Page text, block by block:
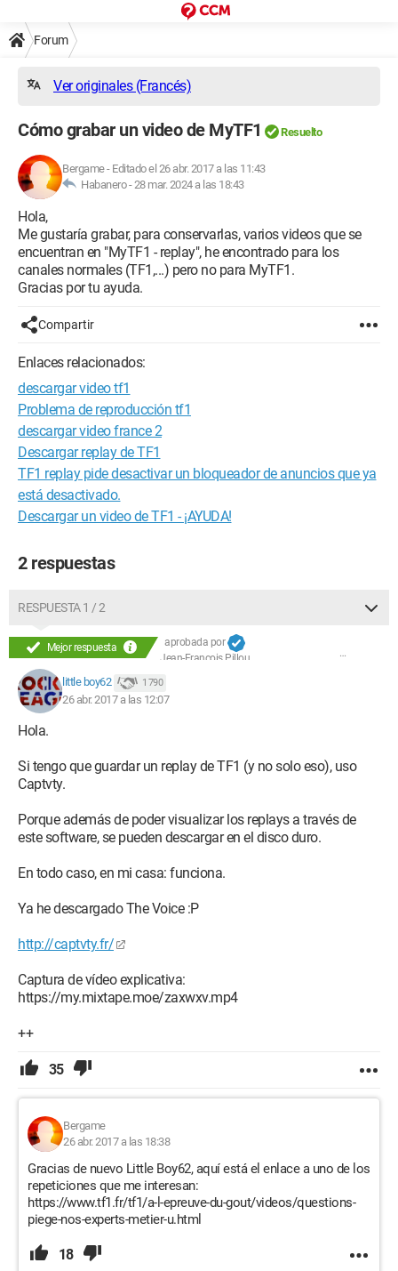
Forum
Ver originales (Francés)
Cómo grabar un video de MyTF1 Resuelto
Bergame- Editado el 26 abr. 2017 a las 11:43
Habanero -28 mar. 2024 a las 18:43
Hola,
Me gustaría grabar, para conservarlas, varios videos que se
encuentran en "MyTF1 - replay", he encontrado para los
canales normales (TF1,...) pero no para MyTF1.
Gracias por tu ayuda.
Compartir
Enlaces relacionados:
descargar video tf1
Problema de reproducción tf1
descargar video france 2
Descargar replay de TF1
TF1 replay pide desactivar un bloqueador de anuncios que ya
está desactivado.
Descargar un video de TF1 - ¡AYUDA!
2 respuestas
RESPUESTA 1 / 2
Mejor respuesta
aprobada por
Jean-François Pillou
little boy62 1 790
26 abr. 2017 a las 12:07
Hola.
Si tengo que guardar un replay de TF1 (y no solo eso), uso
Captvty.
Porque además de poder visualizar los replays a través de
este software, se pueden descargar en el disco duro.
En todo caso, en mi casa: funciona.
Ya he descargado The Voice :P
http://captvty.fr/
Captura de vídeo explicativa:
https://my.mixtape.moe/zaxwxv.mp4
++
35
Bergame
26 abr. 2017 a las 18:38
Gracias de nuevo Little Boy62, aquí está el enlace a uno de los
repeticiones que me interesan:
https://www.tf1.fr/tf1/a-l-epreuve-du-gout/videos/questions-
piege-nos-experts-metier-u.html
18